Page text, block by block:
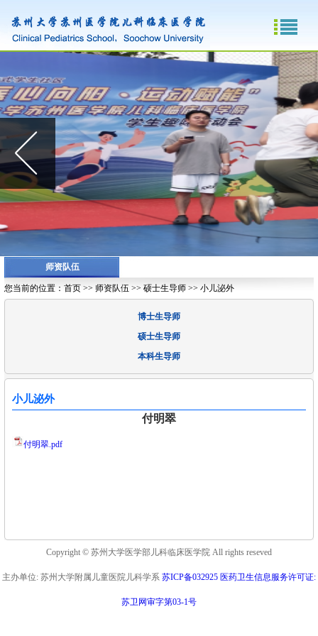
师资队伍
您当前的位置： 首页 >> 师资队伍 >> 硕士生导师 >> 小儿泌外
博士生导师
硕士生导师
本科生导师
小儿泌外
付明翠
付明翠.pdf
Copyright © 苏州大学医学部儿科临床医学院 All rights reseved
主办单位: 苏州大学附属儿童医院儿科学系 苏ICP备032925 医药卫生信息服务许可证:
苏卫网审字第03-1号